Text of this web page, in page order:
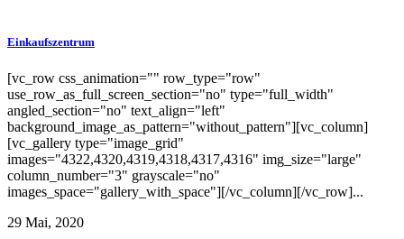
Einkaufszentrum
[vc_row css_animation="" row_type="row"
use_row_as_full_screen_section="no" type="full_width"
angled_section="no" text_align="left"
background_image_as_pattern="without_pattern"][vc_column]
[vc_gallery type="image_grid"
images="4322,4320,4319,4318,4317,4316" img_size="large"
column_number="3" grayscale="no"
images_space="gallery_with_space"][/vc_column][/vc_row]...
29 Mai, 2020